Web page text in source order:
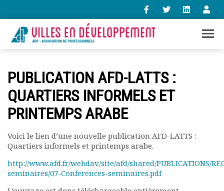
contact@villes-developpement.org
Accueil
Qui sommes-nous ?
Présentation vidéo
Le bureau
Statuts de l’association
PUBLICATION AFD-LATTS :
QUARTIERS INFORMELS ET
PRINTEMPS ARABE
Voici le lien d’une nouvelle publication AFD-LATTS :
Quartiers informels et printemps arabe.
http://www.afd.fr/webdav/site/afd/shared/PUBLICATIONS/
seminaires/07-Conferences-seminaires.pdf